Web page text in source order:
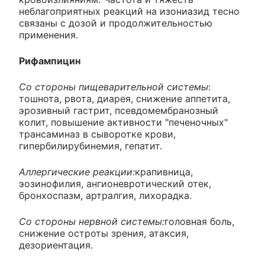
неблагоприятных реакций на изониазид тесно
связаны с дозой и продолжительностью
применения.
Рифампицин
Со стороны пищеварительной системы:
тошнота, рвота, диарея, снижение аппетита,
эрозивный гастрит, псевдомембранозный
колит, повышение активности "печеночных"
трансаминаз в сыворотке крови,
гипербилирубинемия, гепатит.
Аллергические реакции:крапивница,
эозинофилия, ангионевротический отек,
бронхоспазм, артралгия, лихорадка.
Со стороны нервной системы:головная боль,
снижение остроты зрения, атаксия,
дезориентация.